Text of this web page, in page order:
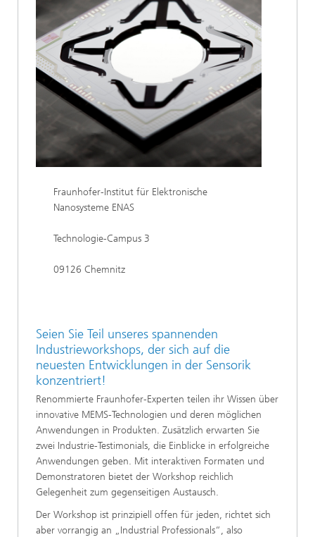
Fraunhofer-Institut für Elektronische
Nanosysteme ENAS
Technologie-Campus 3
09126 Chemnitz
Seien Sie Teil unseres spannenden
Industrieworkshops, der sich auf die
neuesten Entwicklungen in der Sensorik
konzentriert!
Renommierte Fraunhofer-Experten teilen ihr Wissen über
innovative MEMS-Technologien und deren möglichen
Anwendungen in Produkten. Zusätzlich erwarten Sie
zwei Industrie-Testimonials, die Einblicke in erfolgreiche
Anwendungen geben. Mit interaktiven Formaten und
Demonstratoren bietet der Workshop reichlich
Gelegenheit zum gegenseitigen Austausch.
Der Workshop ist prinzipiell offen für jeden, richtet sich
aber vorrangig an „Industrial Professionals“, also